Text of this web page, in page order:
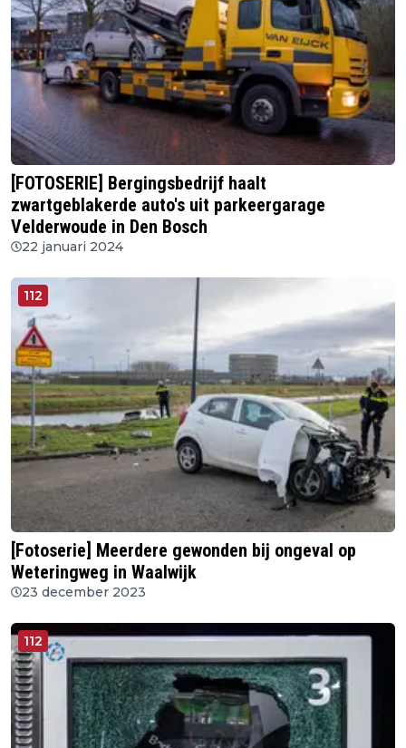
[FOTOSERIE] Bergingsbedrijf haalt
zwartgeblakerde auto's uit parkeergarage
Velderwoude in Den Bosch
22 januari 2024
112
[Fotoserie] Meerdere gewonden bij ongeval op
Weteringweg in Waalwijk
23 december 2023
112